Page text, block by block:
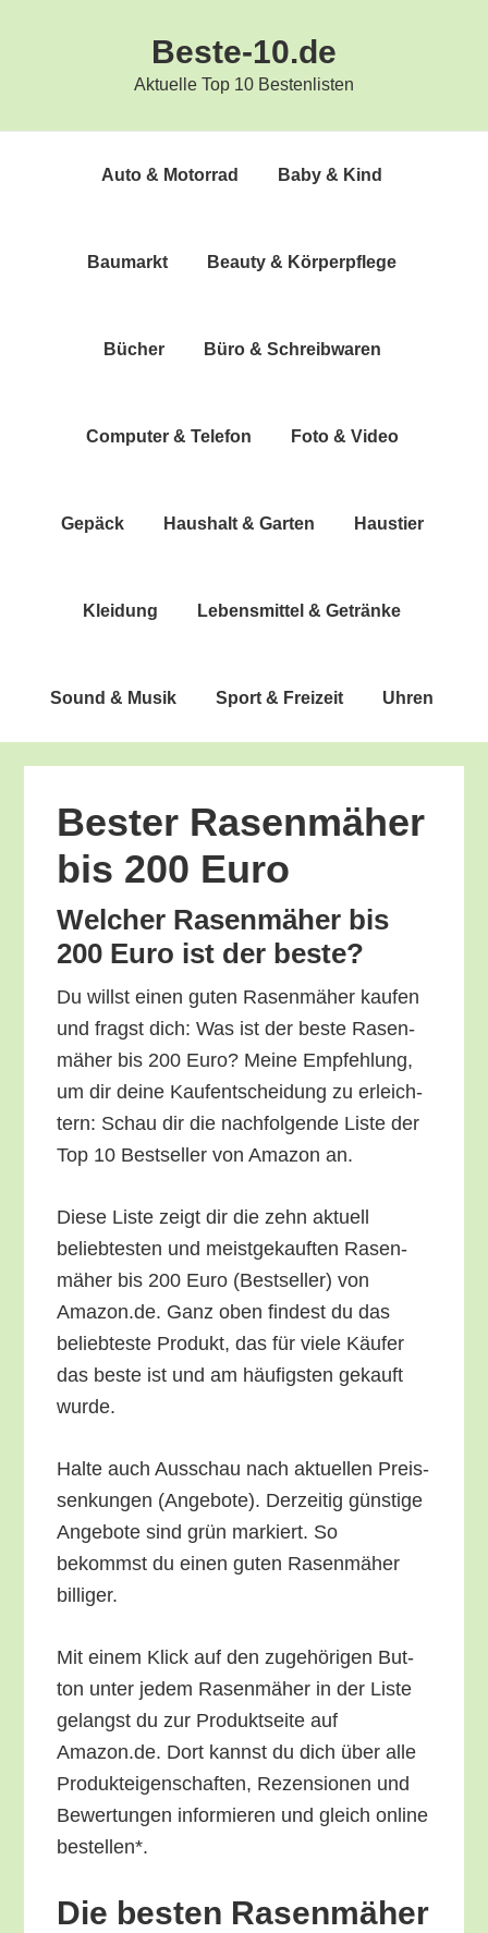
Beste-10.de
Aktuelle Top 10 Bestenlisten
Auto & Motorrad Baby & Kind
Bau­markt Beau­ty & Körperpflege
Bücher Büro & Schreibwaren
Com­pu­ter & Telefon Foto & Video
Gepäck Haus­halt & Garten Haus­tier
Klei­dung Lebens­mit­tel & Getränke
Sound & Musik Sport & Freizeit Uhren
Bes­ter Rasen­mä­her
bis 200 Euro
Wel­cher Rasen­mä­her bis
200 Euro ist der beste?
Du willst einen guten Rasen­mä­her kau­fen
und fragst dich: Was ist der bes­te Rasen­
mä­her bis 200 Euro? Mei­ne Emp­feh­lung,
um dir dei­ne Kauf­ent­schei­dung zu erleich­
tern: Schau dir die nach­fol­gen­de Lis­te der
Top 10 Best­sel­ler von Ama­zon an.
Die­se Lis­te zeigt dir die zehn aktu­ell
belieb­tes­ten und meist­ge­kauf­ten Rasen­
mä­her bis 200 Euro (Best­sel­ler) von
Amazon.de. Ganz oben fin­dest du das
belieb­tes­te Pro­dukt, das für vie­le Käu­fer
das bes­te ist und am häu­figs­ten gekauft
wurde.
Hal­te auch Aus­schau nach aktu­el­len Preis­
sen­kun­gen (Ange­bo­te). Der­zei­tig güns­ti­ge
Ange­bo­te sind grün mar­kiert. So
bekommst du einen guten Rasen­mä­her
billiger.
Mit einem Klick auf den zuge­hö­ri­gen But­
ton unter jedem Rasen­mä­her in der Lis­te
gelangst du zur Pro­dukt­sei­te auf
Amazon.de. Dort kannst du dich über alle
Pro­duk­tei­gen­schaf­ten, Rezen­sio­nen und
Bewer­tun­gen infor­mie­ren und gleich online
bestellen*.
Die bes­ten Rasen­mä­her